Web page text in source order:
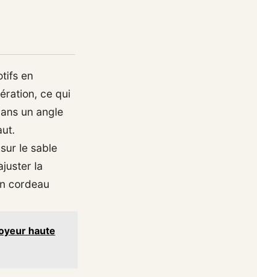
en
ce qui
un angle
le sable
la
cordeau
haute